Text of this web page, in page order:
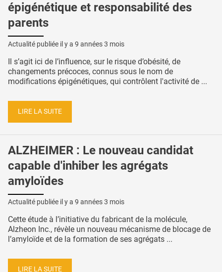
épigénétique et responsabilité des
parents
Actualité publiée il y a 9 années 3 mois
Il s’agit ici de l’influence, sur le risque d’obésité, de
changements précoces, connus sous le nom de
modifications épigénétiques, qui contrôlent l'activité de ...
LIRE LA SUITE
ALZHEIMER : Le nouveau candidat
capable d'inhiber les agrégats
amyloïdes
Actualité publiée il y a 9 années 3 mois
Cette étude à l’initiative du fabricant de la molécule,
Alzheon Inc., révèle un nouveau mécanisme de blocage de
l’amyloïde et de la formation de ses agrégats ...
LIRE LA SUITE